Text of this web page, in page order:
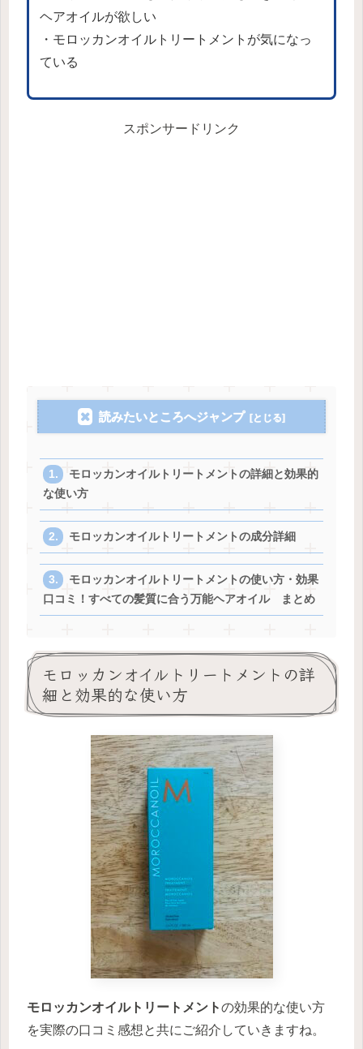
ヘアオイルが欲しい
・モロッカンオイルトリートメントが気になっ
ている
スポンサードリンク
読みたいところへジャンプ
モロッカンオイルトリートメントの詳細と効果的
な使い方
モロッカンオイルトリートメントの成分詳細
モロッカンオイルトリートメントの使い方・効果
口コミ！すべての髪質に合う万能ヘアオイル まとめ
モロッカンオイルトリートメントの詳
細と効果的な使い方
モロッカンオイルトリートメントの効果的な使い方
を実際の口コミ感想と共にご紹介していきますね。